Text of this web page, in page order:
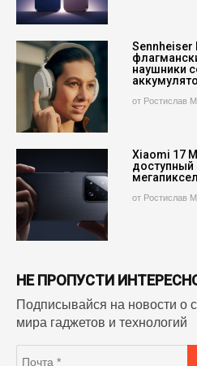
Sennheiser
наушники
от Ростислав
Xiaomi 17
доступный
от Ростислав
НЕ ПРОПУСТИ
Подписывайся на новости о
мира гаджетов и технологий